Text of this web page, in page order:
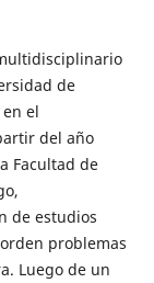
de
el
del año
Facultad de
de estudios
problemas
Luego de un